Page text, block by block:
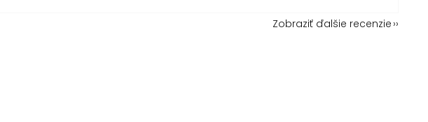
Zobraziť ďalšie recenzie